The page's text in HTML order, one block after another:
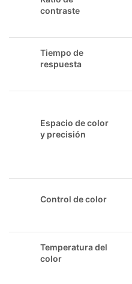
contraste
Tiempo de
respuesta
Espacio de color
y precisión
Control de color
Temperatura del
color